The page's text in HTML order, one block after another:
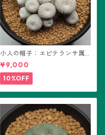
小人の帽子：エピテランサ属
(B01)
¥9,000
10%OFF